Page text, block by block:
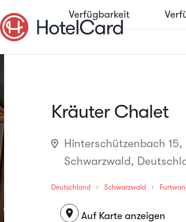
Kräuter Chalet
Hinterschützenbach
Schwarzwald,
Deutschland Schwarzwald
location_on Auf Karte anzeigen
Verfügbarkeit